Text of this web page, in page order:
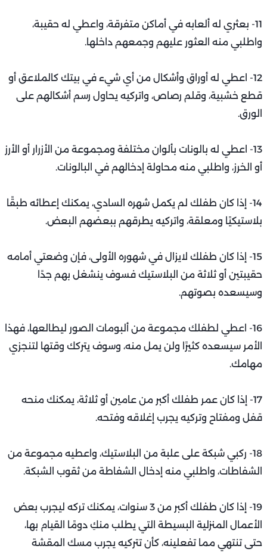
11- بعثري له ألعابه في أماكن متفرقة، واعطي له حقيبة،
واطلبي منه العثور عليهم وجمعهم داخلها.
12- اعطي له أوراق وأشكال من أي شيء في بيتك كالملاعق أو
قطع خشبية، وقلم رصاص، واتركيه يحاول رسم أشكالهم على
الورق.
13- اعطي له بالونات بألوان مختلفة ومجموعة من الأزرار أو الأرز
أو الخرز، واطلبي منه محاولة إدخالهم في البالونات.
14- إذا كان طفلك لم يكمل شهره السادي، يمكنك إعطائه طبقًا
بلاستيكيًا ومعلقة، واتركيه يطرقهم ببعضهم البعض.
15- إذا كان طفلك لايزال في شهوره الأولى، فإن وضعتي أمامه
حقيبتين أو ثلاثة من البلاستيك فسوف ينشغل بهم جدًا
وسيسعده بصوتهم.
16- اعطي لطفلك مجموعة من ألبومات الصور ليطالعها، فهذا
الأمر سيسعده كثيرًا ولن يمل منه، وسوف يتركك وقتها لتنجزي
مهامك.
17- إذا كان عمر طفلك أكبر من عامين أو ثلاثة، يمكنك منحه
قفل ومفتاح وتركيه يجرب إغلاقه وفتحه.
18- ركبي شبكة على علبة من البلاستيك، واعطيه مجموعة من
الشفاطات، واطلبي منه إدخال الشفاطة من ثقوب الشبكة.
19- إذا كان طفلك أكبر من 3 سنوات، يمكنك تركه ليجرب بعض
الأعمال المنزلية البسيطة التي يطلب منكِ دومًا القيام بها،
حتى تنتهي مما تفعلينه، كأن تتركيه يجرب مسك المقشة